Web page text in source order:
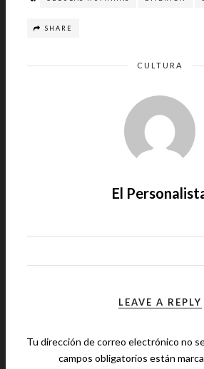
SHARE
CULTURA
El
LEAVE A REPLY
Tu dirección de correo electrónico no
campos obligatorios están